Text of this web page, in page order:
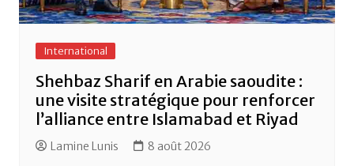
International
Shehbaz Sharif en Arabie saoudite :
une visite stratégique pour renforcer
l’alliance entre Islamabad et Riyad
Lamine Lunis 8 août 2026